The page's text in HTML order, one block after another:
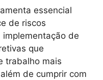
essencial
de riscos
de
que
trabalho mais
de cumprir com